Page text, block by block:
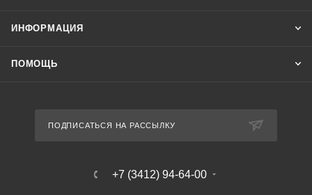
ИНФОРМАЦИЯ
ПОМОЩЬ
ПОДПИСАТЬСЯ НА РАССЫЛКУ
+7 (3412) 94-64-00